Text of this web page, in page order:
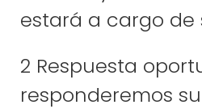
estará a cargo de
2 Respuesta
responderemos